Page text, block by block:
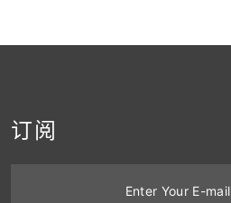
订阅
Enter Your E-mail